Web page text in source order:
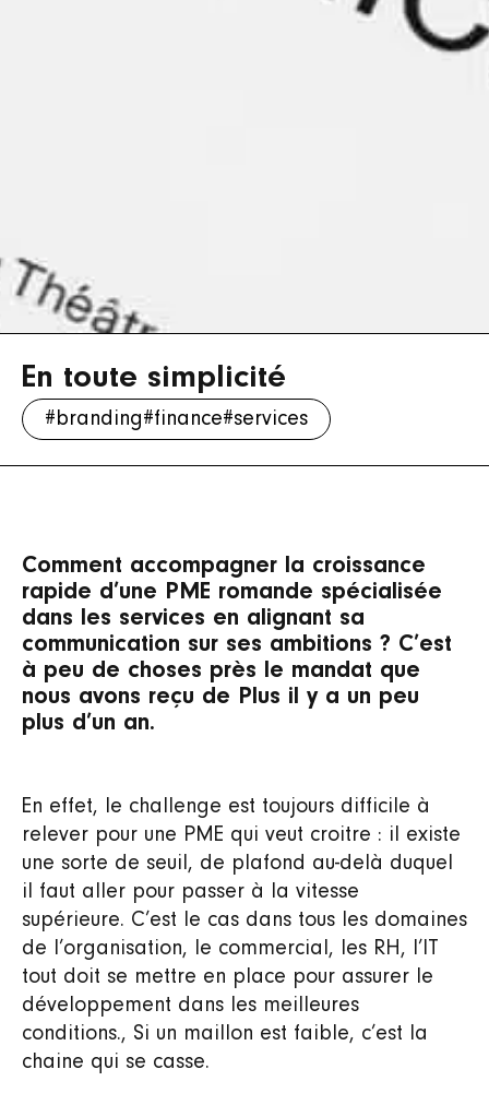
En toute simplicité
#branding#finance#services
Comment accompagner la croissance
rapide d’une PME romande spécialisée
dans les services en alignant sa
communication sur ses ambitions ? C’est
à peu de choses près le mandat que
nous avons reçu de Plus il y a un peu
plus d’un an.
En effet, le challenge est toujours difficile à
relever pour une PME qui veut croitre : il existe
une sorte de seuil, de plafond au-delà duquel
il faut aller pour passer à la vitesse
supérieure. C’est le cas dans tous les domaines
de l’organisation, le commercial, les RH, l’IT
tout doit se mettre en place pour assurer le
développement dans les meilleures
conditions., Si un maillon est faible, c’est la
chaine qui se casse.